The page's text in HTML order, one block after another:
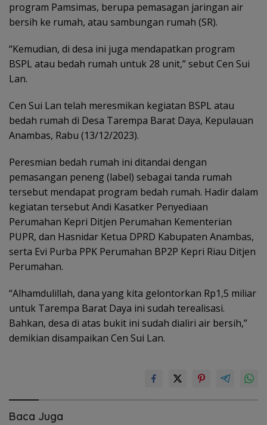
program Pamsimas, berupa pemasagan jaringan air
bersih ke rumah, atau sambungan rumah (SR).
“Kemudian, di desa ini juga mendapatkan program
BSPL atau bedah rumah untuk 28 unit,” sebut Cen Sui
Lan.
Cen Sui Lan telah meresmikan kegiatan BSPL atau
bedah rumah di Desa Tarempa Barat Daya, Kepulauan
Anambas, Rabu (13/12/2023).
Peresmian bedah rumah ini ditandai dengan
pemasangan peneng (label) sebagai tanda rumah
tersebut mendapat program bedah rumah. Hadir dalam
kegiatan tersebut Andi Kasatker Penyediaan
Perumahan Kepri Ditjen Perumahan Kementerian
PUPR, dan Hasnidar Ketua DPRD Kabupaten Anambas,
serta Evi Purba PPK Perumahan BP2P Kepri Riau Ditjen
Perumahan.
“Alhamdulillah, dana yang kita gelontorkan Rp1,5 miliar
untuk Tarempa Barat Daya ini sudah terealisasi.
Bahkan, desa di atas bukit ini sudah dialiri air bersih,”
demikian disampaikan Cen Sui Lan.
Baca Juga